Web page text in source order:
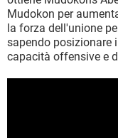
Mudokon per
la forza dell'unione
sapendo posizionare
capacità offensive e